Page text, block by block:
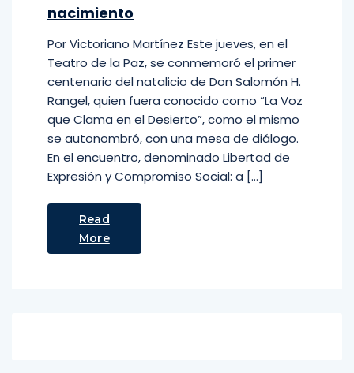
nacimiento
Por Victoriano Martínez Este jueves, en el
Teatro de la Paz, se conmemoró el primer
centenario del natalicio de Don Salomón H.
Rangel, quien fuera conocido como “La Voz
que Clama en el Desierto”, como el mismo
se autonombró, con una mesa de diálogo.
En el encuentro, denominado Libertad de
Expresión y Compromiso Social: a […]
Read
More